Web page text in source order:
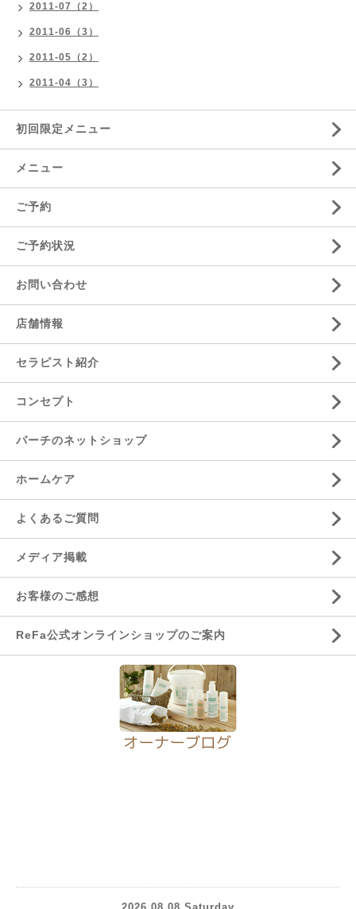
2011-07（2）
2011-06（3）
2011-05（2）
2011-04（3）
初回限定メニュー
メニュー
ご予約
ご予約状況
お問い合わせ
店舗情報
セラピスト紹介
コンセプト
パーチのネットショップ
ホームケア
よくあるご質問
メディア掲載
お客様のご感想
ReFa公式オンラインショップのご案内
2026.08.08 Saturday